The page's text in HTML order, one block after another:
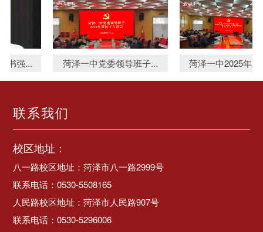
菏泽一中党委领导班子... 菏泽一中2025年度党总...
联系我们
校区地址：
八一路校区地址：菏泽市八一路2999号
联系电话：0530-5508165
人民路校区地址：菏泽市人民路907号
联系电话：0530-5296006